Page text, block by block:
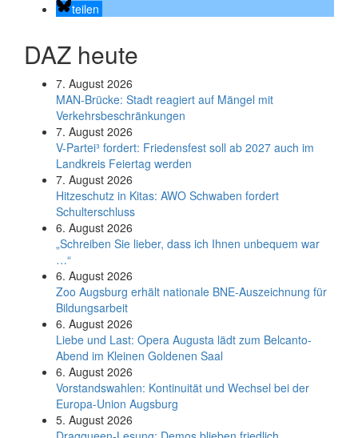
teilen
DAZ heute
7. August 2026
MAN-Brücke: Stadt reagiert auf Mängel mit
Verkehrsbeschränkungen
7. August 2026
V-Partei­³ fordert: Friedens­fest soll ab 2027 auch im
Land­kreis Feier­tag werden
7. August 2026
Hitzeschutz in Kitas: AWO Schwaben fordert
Schulterschluss
6. August 2026
„Schreiben Sie lieber, dass ich Ihnen unbequem war
…“
6. August 2026
Zoo Augsburg erhält nationale BNE-Auszeichnung für
Bildungsarbeit
6. August 2026
Liebe und Last: Opera Augusta lädt zum Belcanto-
Abend im Kleinen Goldenen Saal
6. August 2026
Vorstandswahlen: Kontinuität und Wechsel bei der
Europa-Union Augsburg
5. August 2026